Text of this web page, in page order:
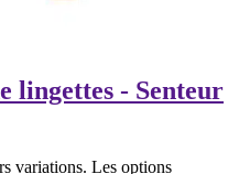
lingettes - Senteur
variations. Les options